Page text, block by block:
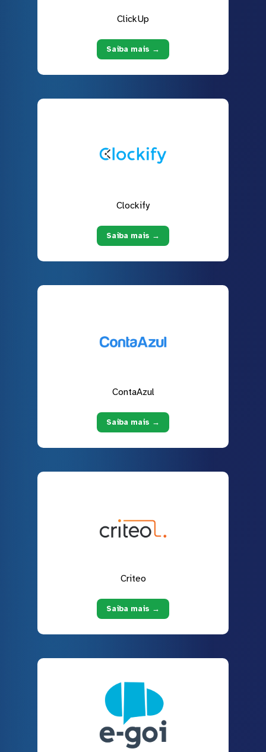
ClickUp
Saiba mais →
Clockify
Saiba mais →
ContaAzul
Saiba mais →
Criteo
Saiba mais →